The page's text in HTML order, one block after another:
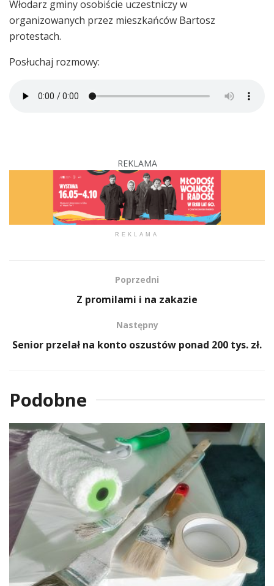
Włodarz gminy osobiście uczestniczy w
organizowanych przez mieszkańców Bartosz
protestach.
Posłuchaj rozmowy:
REKLAMA
REKLAMA
Poprzedni
Z promilami i na zakazie
Następny
Senior przelał na konto oszustów ponad 200 tys. zł.
Podobne